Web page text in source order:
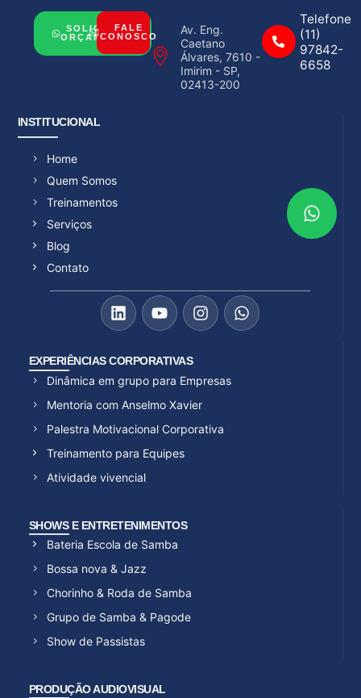
SOLICITAR
ORÇAMENTO
FALE
CONOSCO
Av. Eng.
Caetano
Álvares, 7610 -
Imirim - SP,
02413-200
Telefone
(11)
97842-
6658
INSTITUCIONAL
Home
Quem Somos
Treinamentos
Serviços
Blog
Contato
EXPERIÊNCIAS CORPORATIVAS
Dinâmica em grupo para Empresas
Mentoria com Anselmo Xavier
Palestra Motivacional Corporativa
Treinamento para Equipes
Atividade vivencial
SHOWS E ENTRETENIMENTOS
Bateria Escola de Samba
Bossa nova & Jazz
Chorinho & Roda de Samba
Grupo de Samba & Pagode
Show de Passistas
PRODUÇÃO AUDIOVISUAL